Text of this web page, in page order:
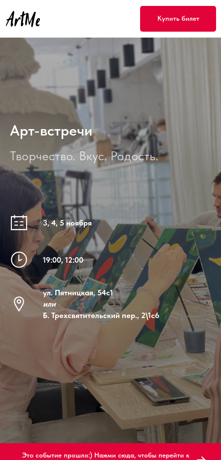
Купить билет
Арт-встречи
Творчество. Вкус. Радость.
3, 4, 5 ноября
19:00, 12:00
ул. Пятницкая, 54с1
или
Б. Трехсвятительский пер., 2\1с6
Это событие прошло:) Нажми сюда, чтобы перейти к